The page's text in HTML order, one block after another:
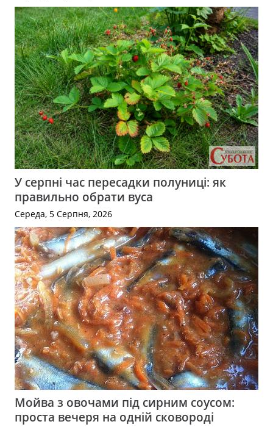
У серпні час пересадки полуниці: як
правильно обрати вуса
Середа, 5 Серпня, 2026
Мойва з овочами під сирним соусом:
проста вечеря на одній сковороді